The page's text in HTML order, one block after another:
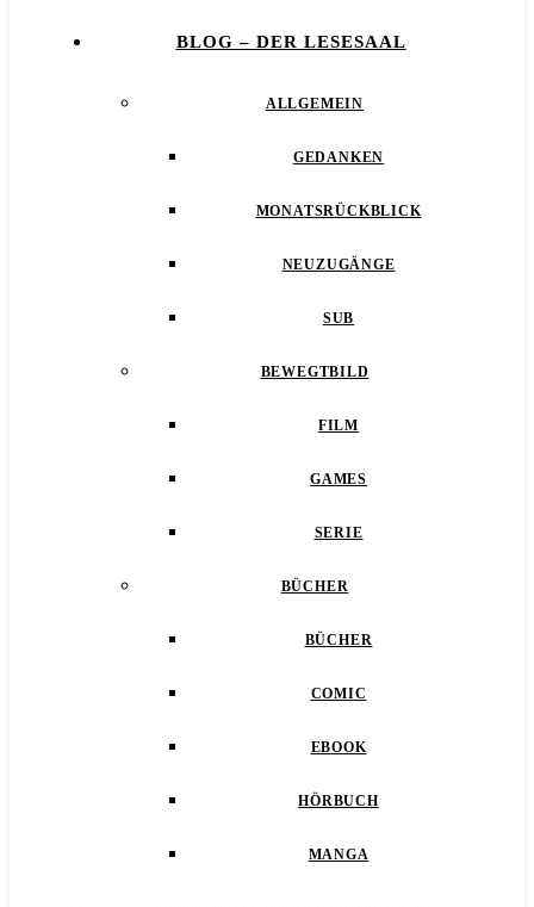
BLOG – DER LESESAAL
ALLGEMEIN
GEDANKEN
MONATSRÜCKBLICK
NEUZUGÄNGE
SUB
BEWEGTBILD
FILM
GAMES
SERIE
BÜCHER
BÜCHER
COMIC
EBOOK
HÖRBUCH
MANGA